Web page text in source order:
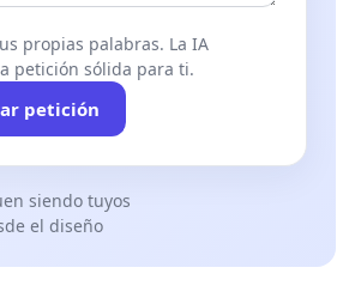
propias palabras. La IA
petición sólida para ti.
petición
siendo tuyos
el diseño